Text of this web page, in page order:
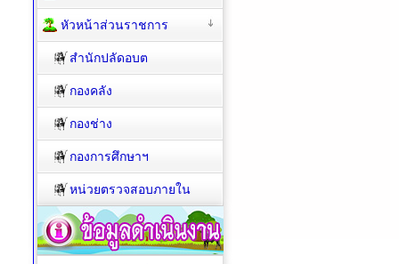
หัวหน้าส่วนราชการ
สำนักปลัดอบต
กองคลัง
กองช่าง
กองการศึกษาฯ
หน่วยตรวจสอบภายใน